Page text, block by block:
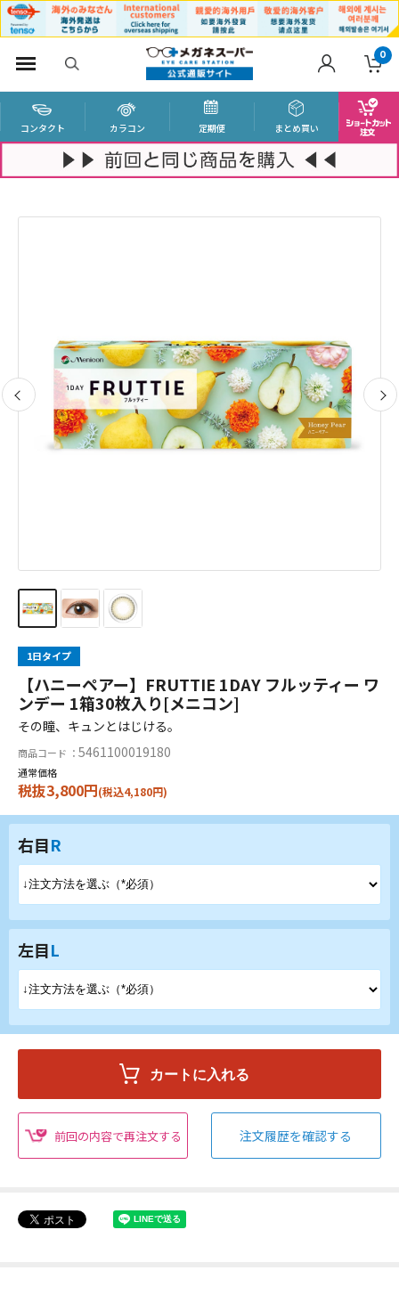
0
コンタクト カラコン 定期便 まとめ買い
1日タイプ
【ハニーペアー】FRUTTIE 1DAY フルッティー ワ
ンデー 1箱30枚入り[メニコン]
その瞳、キュンとはじける。
商品コード ： 5461100019180
通常価格
税抜3,800円(税込4,180円)
右目R
左目L
前回の内容で再注文する 注文履歴を確認する